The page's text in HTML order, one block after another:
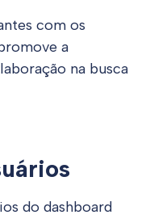
com os
a
na busca
do dashboard